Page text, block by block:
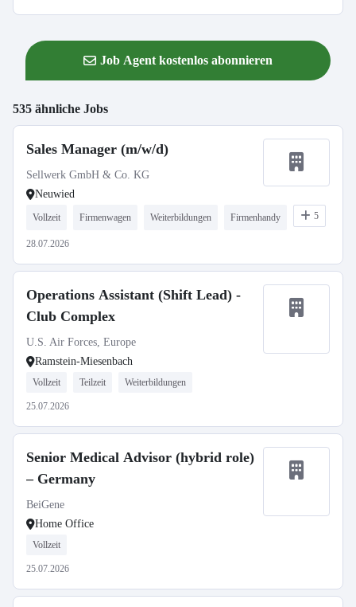
Job Agent kostenlos abonnieren
535 ähnliche Jobs
Sales Manager (m/w/d)
Sellwerk GmbH & Co. KG
Neuwied
Vollzeit Firmenwagen Weiterbildungen Firmenhandy 5
28.07.2026
Operations Assistant (Shift Lead) -
Club Complex
U.S. Air Forces, Europe
Ramstein-Miesenbach
Vollzeit Teilzeit Weiterbildungen
25.07.2026
Senior Medical Advisor (hybrid role)
– Germany
BeiGene
Home Office
Vollzeit
25.07.2026